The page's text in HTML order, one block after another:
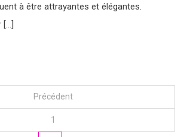
à être attrayantes et élégantes.
[…]
Précédent
1